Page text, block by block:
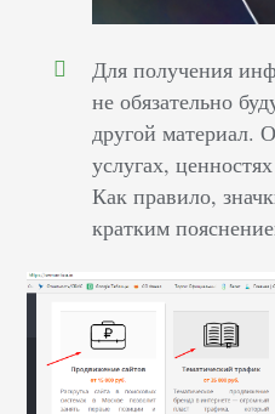
Для получения
не обязательно
другой материал.
услугах,
Как правило,
кратким